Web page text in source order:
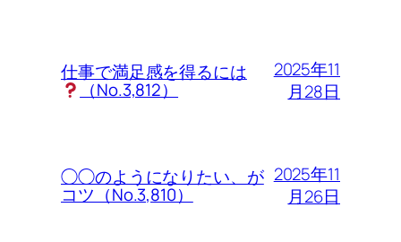
仕事で満足感を得るには
（No.3,812）
2025年11
月28日
◯◯のようになりたい、が
コツ（No.3,810）
2025年11
月26日